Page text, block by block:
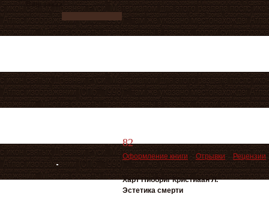
Ваш заказ
82
Оформление книги Отрывки Рецензии
Харт Ниббриг Кристиаан Л.
Эстетика смерти